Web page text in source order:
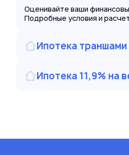
Оценивайте ваши
Подробные условия и
Ипотека траншами
Ипотека 11,9% на